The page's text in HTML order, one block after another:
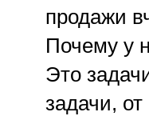
продажи
Почему у
Это
задачи,